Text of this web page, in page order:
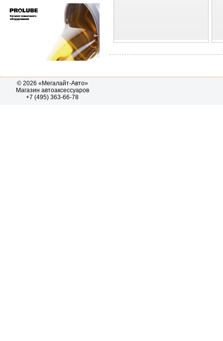
© 2026 «Мегалайт-Авто»
Магазин автоаксессуаров
+7 (495) 363-66-78